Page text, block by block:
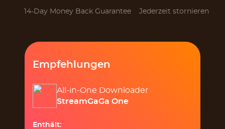
14-Day Money Back Guarantee Jederzeit stornieren
Empfehlungen
All-in-One Downloader
StreamGaGa One
Enthält: